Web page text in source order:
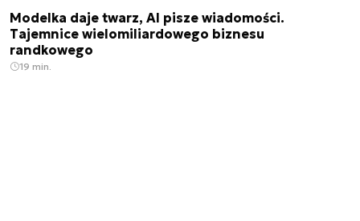
Modelka daje twarz, AI pisze wiadomości.
Tajemnice wielomiliardowego biznesu
randkowego
19 min.